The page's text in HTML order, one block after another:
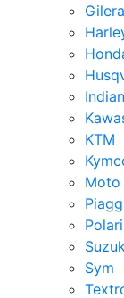
Gilera
Indian
KTM
Moto
Sym